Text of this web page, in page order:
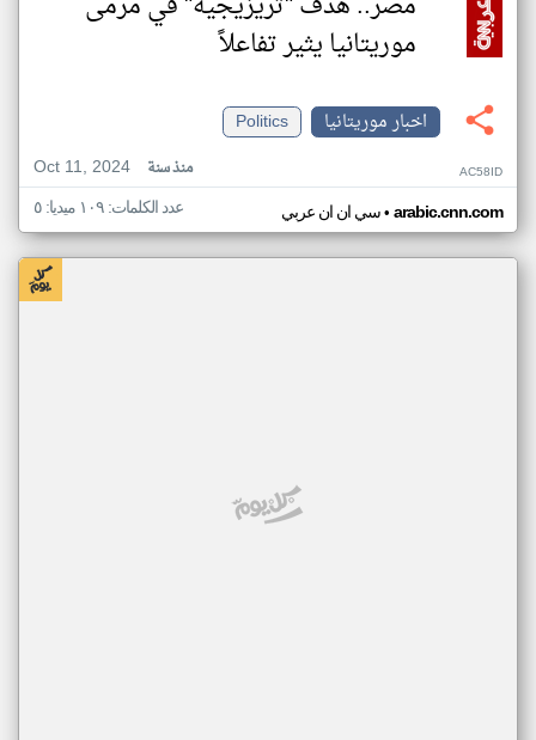
موريتانيا يثير تفاعلاً
اخبار موريتانيا
Politics
Oct 11, 2024
منذ سنة AC58ID
سي ان ان عربي• arabic.cnn.com عدد الكلمات: ١٠٩ ميديا: ٥